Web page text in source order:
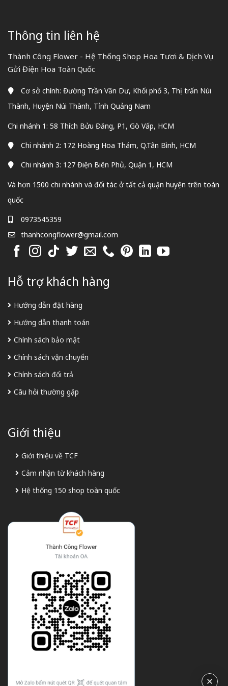
Thông tin liên hệ
Thành Công Flower - Hệ Thống Shop Hoa Tươi & Dịch Vụ
Gửi Điện Hoa Toàn Quốc
Cơ sở chính: Đường Trần Văn Dư, Khối phố 3, Thị trấn Núi
Thành, Huyện Núi Thành, Tỉnh Quảng Nam
Chi nhánh 1: 58 Thích Bửu Đăng, P1, Gò Vấp, HCM
Chi nhánh 2: 172 Hoàng Hoa Thám, Q.Tân Bình, HCM
Chi nhánh 3: 127 Điện Biên Phủ, Quận 1, HCM
Và hơn 1500 chi nhánh và đối tác ở tất cả quận huyện trên toàn
quốc
0973545359
thanhcongflower@gmail.com
Hỗ trợ khách hàng
Hướng dẫn đặt hàng
Hướng dẫn thanh toán
Chính sách bảo mật
Chính sách vận chuyển
Chính sách đổi trả
Câu hỏi thường gặp
Giới thiệu
Giới thiệu về TCF
Cảm nhận từ khách hàng
Hệ thống 150 shop toàn quốc